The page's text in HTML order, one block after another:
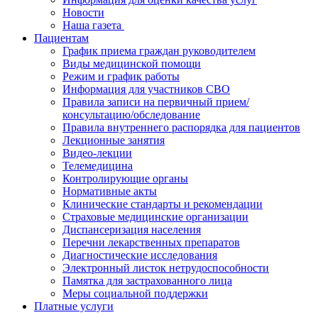
Новости
​​Наша газета
Пациентам
График приема граждан руководителем
Виды медицинской помощи
Режим и график работы
Информация для участников СВО
Правила записи на первичный прием/
консультацию/обследование
Правила внутреннего распорядка для пациентов
Лекционные занятия
Видео-лекции
Телемедицина
Контролирующие органы
Нормативные акты
Клинические стандарты и рекомендации
Страховые медицинские организации
Диспансеризация населения
Перечни лекарственных препаратов
Диагностические исследования
Электронный листок нетрудоспособности
Памятка для застрахованного лица
Меры социальной поддержки
Платные услуги